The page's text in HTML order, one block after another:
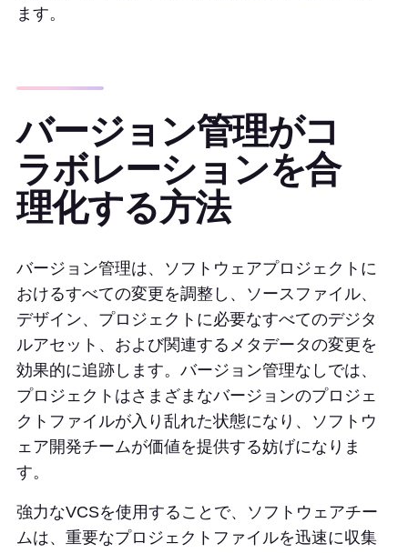
ます。
バージョン管理がコ
ラボレーションを合
理化する方法
バージョン管理は、ソフトウェアプロジェクトに
おけるすべての変更を調整し、ソースファイル、
デザイン、プロジェクトに必要なすべてのデジタ
ルアセット、および関連するメタデータの変更を
効果的に追跡します。バージョン管理なしでは、
プロジェクトはさまざまなバージョンのプロジェ
クトファイルが入り乱れた状態になり、ソフトウ
ェア開発チームが価値を提供する妨げになりま
す。
強力なVCSを使用することで、ソフトウェアチー
ムは、重要なプロジェクトファイルを迅速に収集